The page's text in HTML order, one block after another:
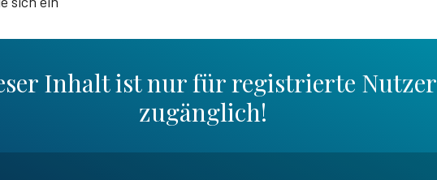
Inhalt ist nur für registrierte Nutzer
zugänglich!